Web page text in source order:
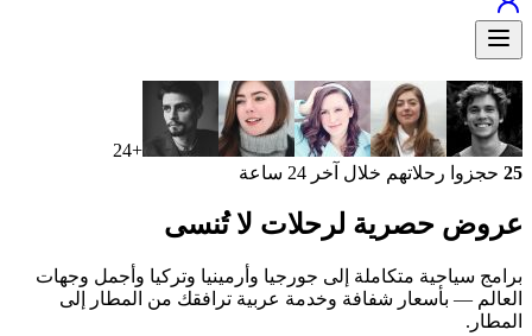
+24
25 حجزوا رحلاتهم خلال آخر 24 ساعة
عروض حصرية لرحلات لا تُنسى
برامج سياحية متكاملة إلى جورجيا وأرمينيا وتركيا وأجمل وجهات
العالم — بأسعار شفافة وخدمة عربية ترافقك من المطار إلى
المطار.